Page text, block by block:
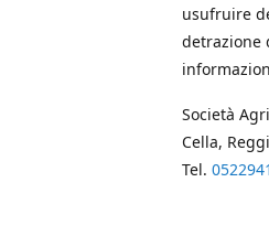
usufruire
detrazione
Società
Cella,
Tel.